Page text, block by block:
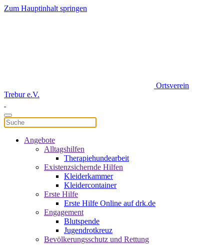
Zum Hauptinhalt springen
Ortsverein
Trebur e.V.
Angebote
Alltagshilfen
Therapiehundearbeit
Existenzsichernde Hilfen
Kleiderkammer
Kleidercontainer
Erste Hilfe
Erste Hilfe Online auf drk.de
Engagement
Blutspende
Jugendrotkreuz
Bevölkerungsschutz und Rettung